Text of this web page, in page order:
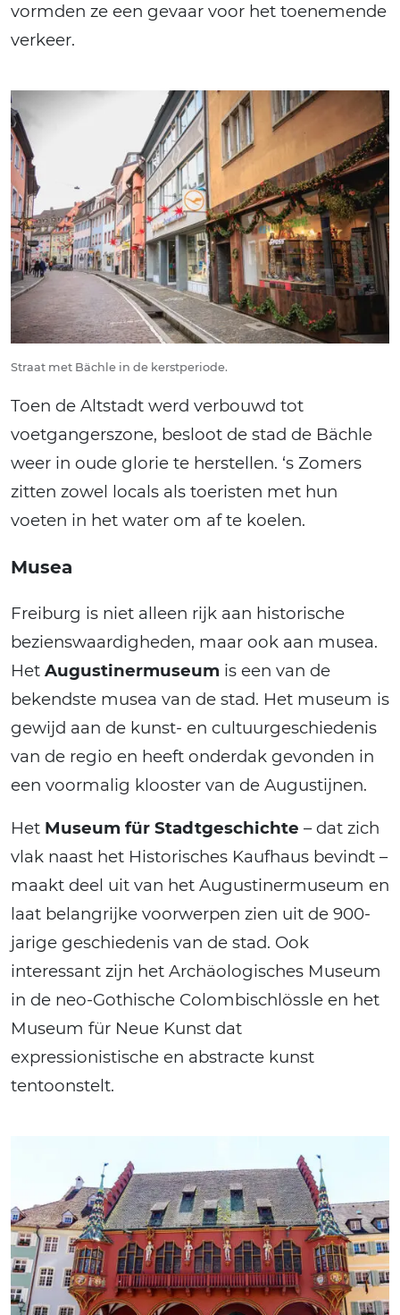
vormden ze een gevaar voor het toenemende
verkeer.
Straat met Bächle in de kerstperiode.
Toen de Altstadt werd verbouwd tot
voetgangerszone, besloot de stad de Bächle
weer in oude glorie te herstellen. ‘s Zomers
zitten zowel locals als toeristen met hun
voeten in het water om af te koelen.
Musea
Freiburg is niet alleen rijk aan historische
bezienswaardigheden, maar ook aan musea.
Het Augustinermuseum is een van de
bekendste musea van de stad. Het museum is
gewijd aan de kunst- en cultuurgeschiedenis
van de regio en heeft onderdak gevonden in
een voormalig klooster van de Augustijnen.
Het Museum für Stadtgeschichte – dat zich
vlak naast het Historisches Kaufhaus bevindt –
maakt deel uit van het Augustinermuseum en
laat belangrijke voorwerpen zien uit de 900-
jarige geschiedenis van de stad. Ook
interessant zijn het Archäologisches Museum
in de neo-Gothische Colombischlössle en het
Museum für Neue Kunst dat
expressionistische en abstracte kunst
tentoonstelt.